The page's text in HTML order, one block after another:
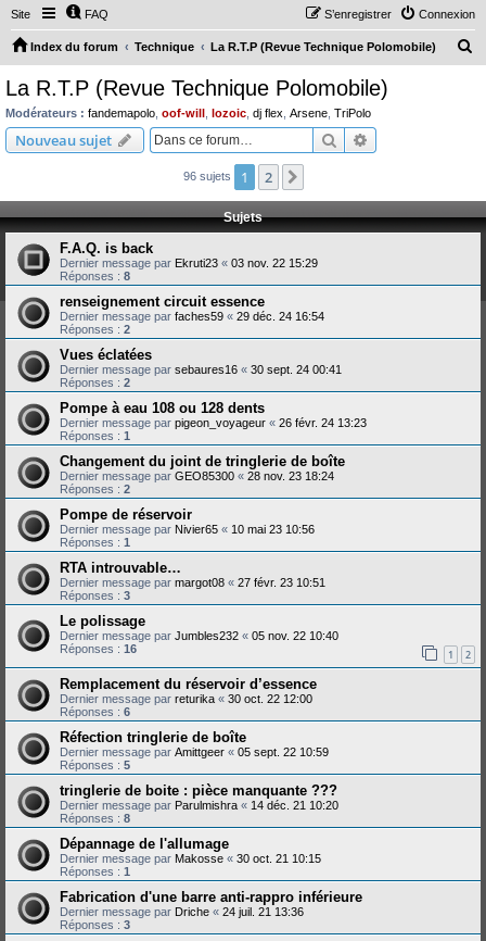
Site FAQ Connexion
S’enregistrer
Index du forum Technique La R.T.P (Revue Technique Polomobile)
c
h
La R.T.P (Revue Technique Polomobile)
Modérateurs : fandemapolo oof-will lozoic dj flex Arsene TriPolo
Nouveau sujet Rechercher
96 sujets 1 2
Sujets
F.A.Q. is back
Dernier message par Ekruti23 « 03 nov. 22 15:29
Réponses : 8
renseignement circuit essence
Dernier message par faches59 « 29 déc. 24 16:54
Réponses : 2
Vues éclatées
Dernier message par sebaures16 « 30 sept. 24 00:41
Réponses : 2
Pompe à eau 108 ou 128 dents
Dernier message par pigeon_voyageur « 26 févr. 24 13:23
Réponses : 1
Changement du joint de tringlerie de boîte
Dernier message par GEO85300 « 28 nov. 23 18:24
Réponses : 2
Pompe de réservoir
Dernier message par Nivier65 « 10 mai 23 10:56
Réponses : 1
RTA introuvable…
Dernier message par margot08 « 27 févr. 23 10:51
Réponses : 3
Le polissage
Dernier message par Jumbles232 « 05 nov. 22 10:40
Réponses : 16 1 2
Remplacement du réservoir d’essence
Dernier message par returika « 30 oct. 22 12:00
Réponses : 6
Réfection tringlerie de boîte
Dernier message par Amittgeer « 05 sept. 22 10:59
Réponses : 5
tringlerie de boite : pièce manquante ???
Dernier message par Parulmishra « 14 déc. 21 10:20
Réponses : 8
Dépannage de l'allumage
Dernier message par Makosse « 30 oct. 21 10:15
Réponses : 1
Fabrication d'une barre anti-rappro inférieure
Dernier message par Driche « 24 juil. 21 13:36
Réponses : 3